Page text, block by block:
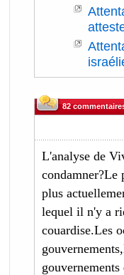
82
L'analyse de
condamner?Le
plus
lequel il n'y a
couardise.Les